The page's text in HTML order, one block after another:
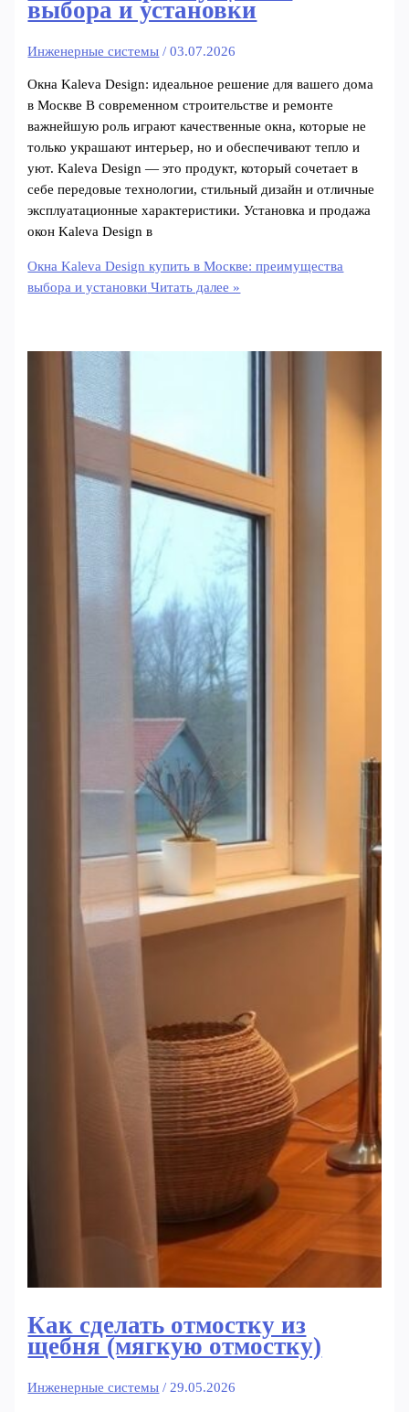
выбора и установки
Инженерные системы /03.07.2026
Окна Kaleva Design: идеальное решение для вашего дома
в Москве В современном строительстве и ремонте
важнейшую роль играют качественные окна, которые не
только украшают интерьер, но и обеспечивают тепло и
уют. Kaleva Design — это продукт, который сочетает в
себе передовые технологии, стильный дизайн и отличные
эксплуатационные характеристики. Установка и продажа
окон Kaleva Design в
Окна Kaleva Design купить в Москве: преимущества
выбора и установки Читать далее »
Как сделать отмостку из
щебня (мягкую отмостку)
Инженерные системы / 29.05.2026